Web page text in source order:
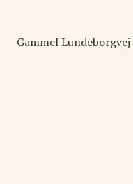
Gammel Lundeborgvej